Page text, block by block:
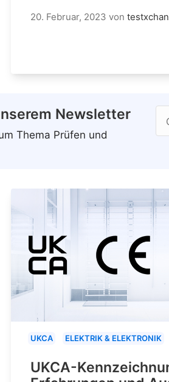
20. Februar, 2023 von
Newsletter
Thema Prüfen und
UKCA ELEKTRIK & ELEKTRONIK
UKCA-